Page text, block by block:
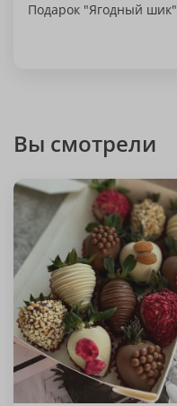
Подарок "Ягодный шик"
Вы смотрели